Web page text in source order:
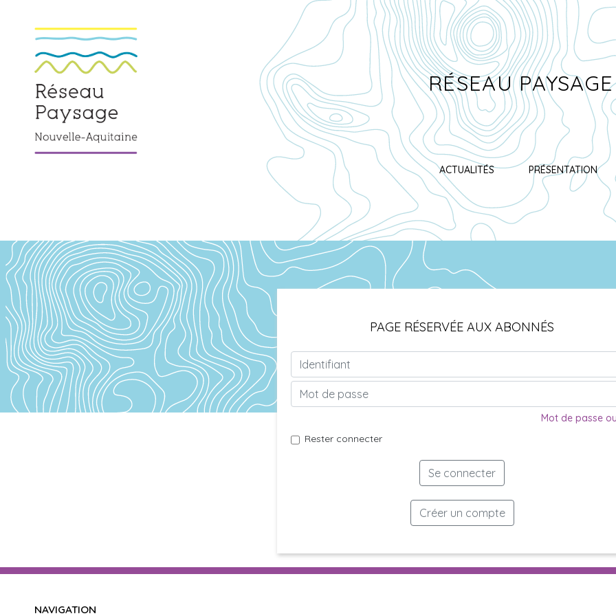
RÉSEAU
ACTUALITÉS PRÉSENTATION
PAGE RÉSERVÉE AUX ABONNÉS
Mot de passe
Rester connecter
NAVIGATION